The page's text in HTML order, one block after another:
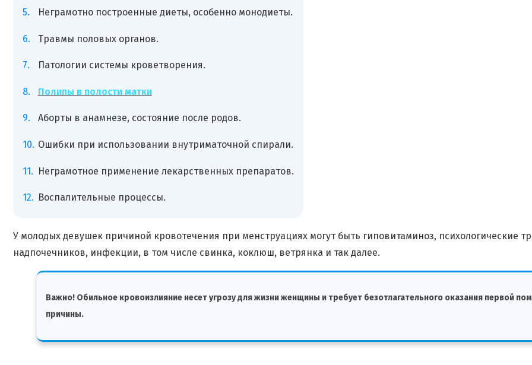
Неграмотно построенные диеты, особенно монодиеты.
Травмы половых органов.
Патологии системы кроветворения.
Полипы в полости матки
Аборты в анамнезе, состояние после родов.
Ошибки при использовании внутриматочной спирали.
Неграмотное применение лекарственных препаратов.
Воспалительные процессы.
У молодых девушек причиной кровотечения при менструациях могут быть гиповитаминоз, психологические
надпочечников, инфекции, в том числе свинка, коклюш, ветрянка и так далее.
Важно! Обильное кровоизлияние несет угрозу для жизни женщины и требует безотлагательного оказания первой
причины.